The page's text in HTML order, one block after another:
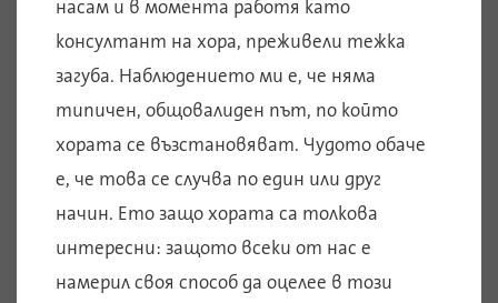
насам и в момента работя като
консултант на хора, преживели тежка
загуба. Наблюдението ми е, че няма
типичен, общовалиден път, по който
хората се възстановяват. Чудото обаче
е, че това се случва по един или друг
начин. Ето защо хората са толкова
интересни: защото всеки от нас е
намерил своя способ да оцелее в този